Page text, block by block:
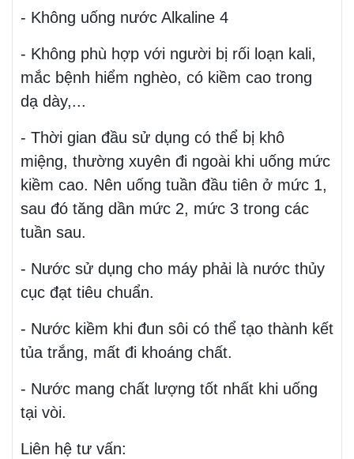
- Không uống nước Alkaline 4
- Không phù hợp với người bị rối loạn kali,
mắc bệnh hiểm nghèo, có kiềm cao trong
dạ dày,...
- Thời gian đầu sử dụng có thể bị khô
miệng, thường xuyên đi ngoài khi uống mức
kiềm cao. Nên uống tuần đầu tiên ở mức 1,
sau đó tăng dần mức 2, mức 3 trong các
tuần sau.
- Nước sử dụng cho máy phải là nước thủy
cục đạt tiêu chuẩn.
- Nước kiềm khi đun sôi có thể tạo thành kết
tủa trắng, mất đi khoáng chất.
- Nước mang chất lượng tốt nhất khi uống
tại vòi.
Liên hệ tư vấn: